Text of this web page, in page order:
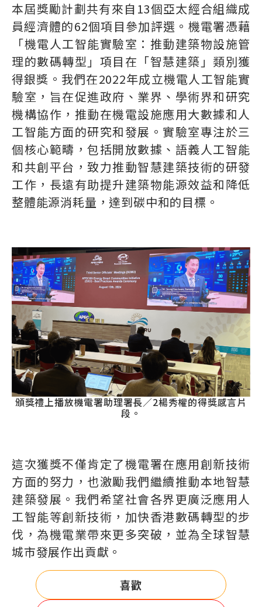
本屆獎勵計劃共有來自13個亞太經合組織成
員經濟體的62個項目參加評選。機電署憑藉
「機電人工智能實驗室：推動建築物設施管
理的數碼轉型」項目在「智慧建築」類別獲
得銀獎。我們在2022年成立機電人工智能實
驗室，旨在促進政府、業界、學術界和研究
機構協作，推動在機電設施應用大數據和人
工智能方面的研究和發展。實驗室專注於三
個核心範疇，包括開放數據、語義人工智能
和共創平台，致力推動智慧建築技術的研發
工作，長遠有助提升建築物能源效益和降低
整體能源消耗量，達到碳中和的目標。
頒獎禮上播放機電署助理署長／2楊秀權的得獎感言片
段。
這次獲獎不僅肯定了機電署在應用創新技術
方面的努力，也激勵我們繼續推動本地智慧
建築發展。我們希望社會各界更廣泛應用人
工智能等創新技術，加快香港數碼轉型的步
伐，為機電業帶來更多突破，並為全球智慧
城市發展作出貢獻。
喜歡